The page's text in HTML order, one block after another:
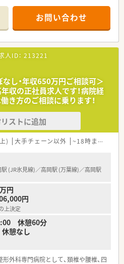
お問い合わせ
人ID： 213221
なし・年収650万円ご相談可＞
収の正社員求人です！病院経
き方のご相談に乗ります！
ストに追加
) 大手チェーン以外 ~18時までの職場
(JR氷見線)／高岡駅 (万葉線)／高岡駅
円
円
上決定
休憩60分
憩なし
外科専門病院として、頚椎や腰椎、四